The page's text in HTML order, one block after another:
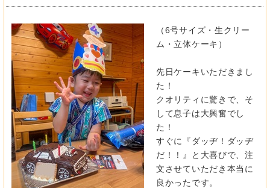
（6号サイズ・生クリー
ム・立体ケーキ）
先日ケーキいただきまし
た！
クオリティに驚きで、そ
して息子は大興奮でし
た！
すぐに『ダッヂ！ダッヂ
だ！！』と大喜びで、 注
文させていただき本当に
良かったです。